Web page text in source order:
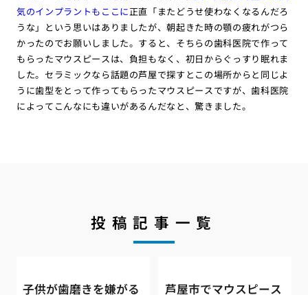
気のインプラントもここに正直「またどうせ使わなくなるんだろ
うな」という思いはありましたが、朝起きた時の顎の疲れがつら
かったのでお願いしました。すると、そちらの歯科医院で作って
もらったマウスピースは、負担もなく、初日からぐっすり眠れま
した。セラミックなら話題の芦屋で探すとこの場所からと同じよ
うに歯型をとって作ってもらったマウスピースですが、歯科医院
によってこんなにも違いがあるんだなと、驚きました。
投稿記事一覧
子供が歯磨きを嫌がる 芦屋市でマウスピース